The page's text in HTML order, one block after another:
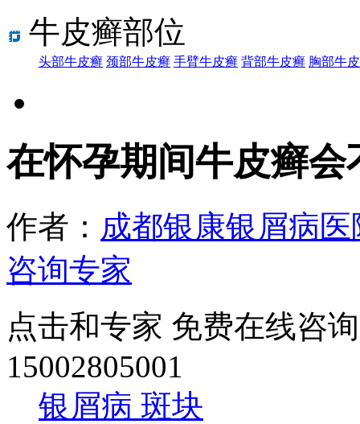
牛皮癣部位
头部牛皮癣 颈部牛皮癣 手臂牛皮癣 背部牛皮癣 胸部牛
在怀孕期间牛皮癣会
作者： 成都银康银屑病医
咨询专家
点击和专家 免费在线咨
15002805001
银屑病 斑块